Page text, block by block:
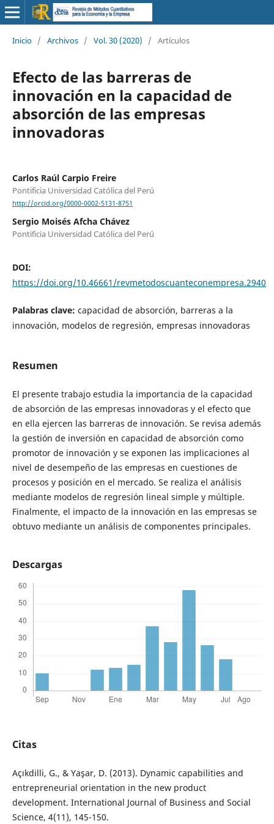
Inicio / Archivos / Vol. 30 (2020) / Artículos
Efecto de las barreras de
innovación en la capacidad de
absorción de las empresas
innovadoras
Carlos Raúl Carpio Freire
Pontificia Universidad Católica del Perú
http://orcid.org/0000-0002-5131-8751
Sergio Moisés Afcha Chávez
Pontificia Universidad Católica del Perú
DOI:
https://doi.org/10.46661/revmetodoscuanteconempresa.2940
Palabras clave: capacidad de absorción, barreras a la
innovación, modelos de regresión, empresas innovadoras
Resumen
El presente trabajo estudia la importancia de la capacidad
de absorción de las empresas innovadoras y el efecto que
en ella ejercen las barreras de innovación. Se revisa además
la gestión de inversión en capacidad de absorción como
promotor de innovación y se exponen las implicaciones al
nivel de desempeño de las empresas en cuestiones de
procesos y posición en el mercado. Se realiza el análisis
mediante modelos de regresión lineal simple y múltiple.
Finalmente, el impacto de la innovación en las empresas se
obtuvo mediante un análisis de componentes principales.
Descargas
Citas
Açıkdilli, G., & Yaşar, D. (2013). Dynamic capabilities and
entrepreneurial orientation in the new product
development. International Journal of Business and Social
Science, 4(11), 145-150.